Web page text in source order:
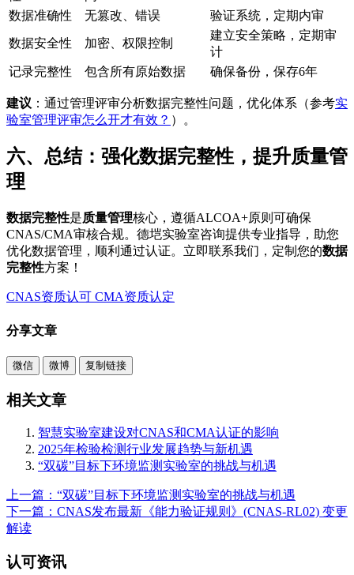
数据准确性
无篡改、错误 验证系统，定期内审
数据安全性 加密、权限控制
建立安全策略，定期审
计
记录完整性
包含所有原始数据 确保备份，保存6年
建议 ：通过管理评审分析数据完整性问题，优化体系（参考实
验室管理评审怎么开才有效？ ）。
六、总结：强化数据完整性，提升质量管
理
数据完整性是质量管理核心，遵循ALCOA+原则可确保
CNAS/CMA审核合规。德垲实验室咨询提供专业指导，助您
优化数据管理，顺利通过认证。立即联系我们，定制您的数据
完整性方案！
CNAS资质认可 CMA资质认定
分享文章
微信 微博 复制链接
相关文章
智慧实验室建设对CNAS和CMA认证的影响
2025年检验检测行业发展趋势与新机遇
“双碳”目标下环境监测实验室的挑战与机遇
上一篇：“双碳”目标下环境监测实验室的挑战与机遇
下一篇：CNAS发布最新《能力验证规则》(CNAS-RL02) 变更
解读
认可资讯